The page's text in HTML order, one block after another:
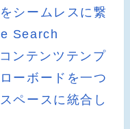
シームレスに繋
Search
ンテンツテンプ
ーボードを一つ
ペースに統合し